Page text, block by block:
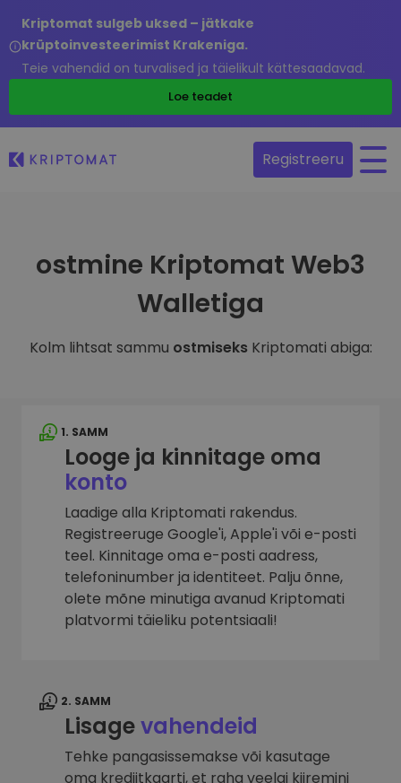
Kriptomat sulgeb uksed – jätkake
krüptoinvesteerimist Krakeniga.
Teie vahendid on turvalised ja täielikult kättesaadavad.
Loe teadet
Registreeru
ostmine Kriptomat Web3
Walletiga
Kolm lihtsat sammu ostmiseksKriptomati abiga:
1. SAMM
Looge ja kinnitage oma
konto
Laadige alla Kriptomati rakendus.
Registreeruge Google'i, Apple'i või e-posti
teel. Kinnitage oma e-posti aadress,
telefoninumber ja identiteet. Palju õnne,
olete mõne minutiga avanud Kriptomati
platvormi täieliku potentsiaali!
2. SAMM
Lisagevahendeid
Tehke pangasissemakse või kasutage
oma krediitkaarti, et raha veelgi kiiremini